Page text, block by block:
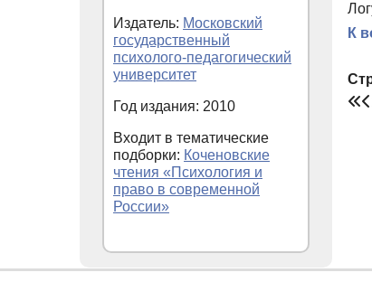
К
Издатель: Московский
государственный
психолого-педагогический
университет
Год издания: 2010
Входит в тематические
подборки: Коченовские
чтения «Психология и
право в современной
России»